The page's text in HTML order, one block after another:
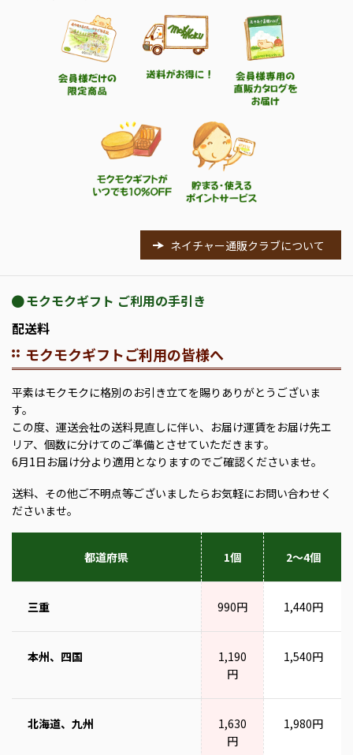
ネイチャー通販クラブについて
モクモクギフト ご利用の手引き
配送料
モクモクギフトご利用の皆様へ
平素はモクモクに格別のお引き立てを賜りありがとうございま
す。
この度、運送会社の送料見直しに伴い、お届け運賃をお届け先エ
リア、個数に分けてのご準備とさせていただきます。
6月1日お届け分より適用となりますのでご確認くださいませ。
送料、その他ご不明点等ございましたらお気軽にお問い合わせく
ださいませ。
都道府県 1個 2～4個
三重 990円 1,440円
本州、四国
1,190
円
1,540円
北海道、九州
1,630
円
1,980円